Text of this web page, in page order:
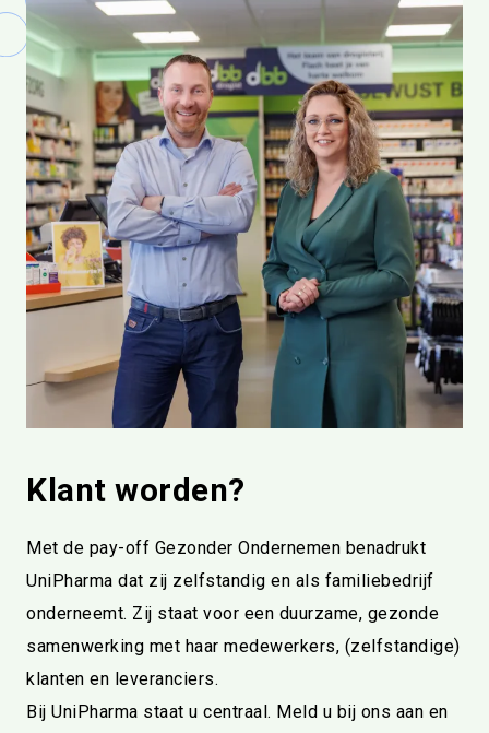
Klant worden?
Met de pay-off Gezonder Ondernemen benadrukt
UniPharma dat zij zelfstandig en als familiebedrijf
onderneemt. Zij staat voor een duurzame, gezonde
samenwerking met haar medewerkers, (zelfstandige)
klanten en leveranciers.
Bij UniPharma staat u centraal. Meld u bij ons aan en